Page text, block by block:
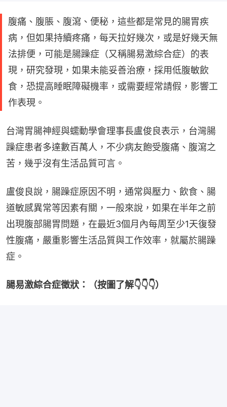
腹痛、腹脹、腹瀉、便秘，這些都是常見的腸胃疾
病，但如果持續疼痛，每天拉好幾次，或是好幾天無
法排便，可能是腸躁症（又稱腸易激綜合症）的表
現，研究發現，如果未能妥善治療，採用低腹敏飲
食，恐提高睡眠障礙機率，或需要經常請假，影響工
作表現。
台灣胃腸神經與蠕動學會理事長盧俊良表示，台灣腸
躁症患者多達數百萬人，不少病友飽受腹痛、腹瀉之
苦，幾乎沒有生活品質可言。
盧俊良說，腸躁症原因不明，通常與壓力、飲食、腸
道敏感異常等因素有關，一般來說，如果在半年之前
出現腹部腸胃問題，在最近3個月內每周至少1天復發
性腹痛，嚴重影響生活品質與工作效率，就屬於腸躁
症。
腸易激綜合症徵狀：（按圖了解👇👇👇）